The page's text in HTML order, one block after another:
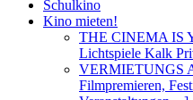
Schulkino
Kino mieten!
THE CINEMA IS
Lichtspiele Kalk
VERMIETUNGS
Filmpremieren,